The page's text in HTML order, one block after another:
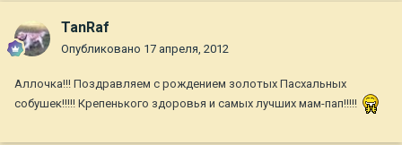
TanRaf
Опубликовано 17 апреля, 2012
Аллочка!!! Поздравляем с рождением золотых Пасхальных
собушек!!!!! Крепенького здоровья и самых лучших мам-пап!!!!!